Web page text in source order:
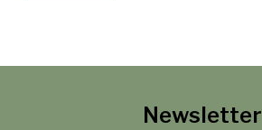
Newsletter